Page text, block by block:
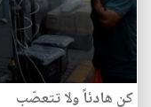
كن هادئاً ولا تتعصّب